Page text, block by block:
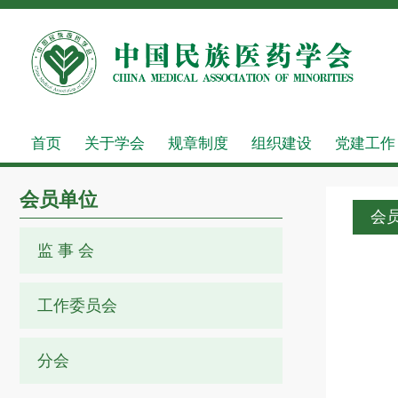
首页 关于学会 规章制度 组织建设 党建工作
会员单位
监 事 会
工作委员会
分会
会